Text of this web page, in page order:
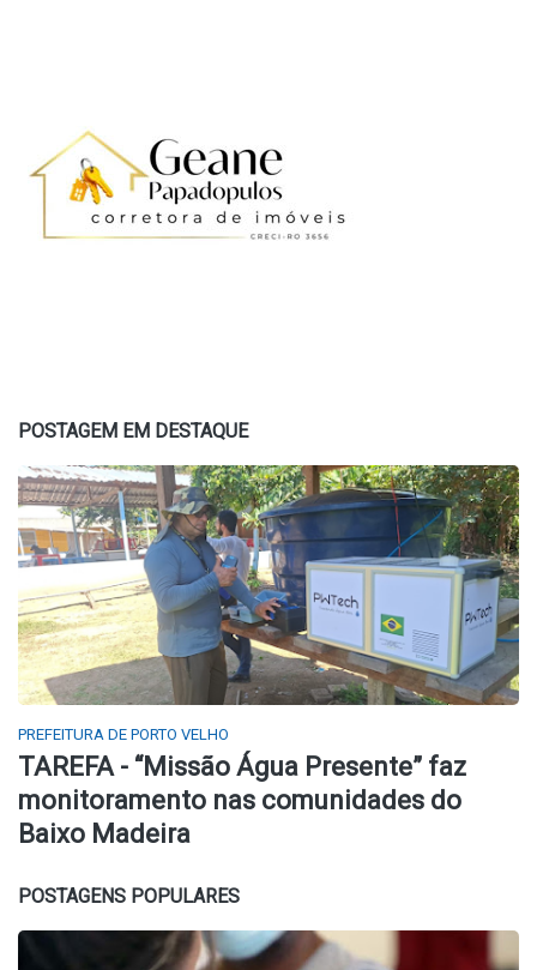
POSTAGEM EM DESTAQUE
PREFEITURA DE PORTO VELHO
TAREFA - “Missão Água Presente” faz
monitoramento nas comunidades do
Baixo Madeira
POSTAGENS POPULARES